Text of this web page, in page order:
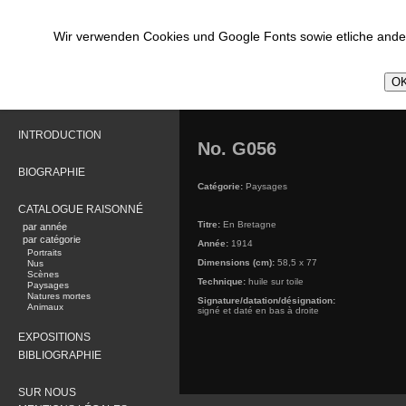
Wir verwenden Cookies und Google Fonts sowie etliche
INTRODUCTION
BIOGRAPHIE
CATALOGUE RAISONNÉ
par année
par catégorie
Portraits
Nus
Scènes
Paysages
Natures mortes
Animaux
EXPOSITIONS
BIBLIOGRAPHIE
SUR NOUS
No. G056
Catégorie: Paysages
Titre: En Bretagne
Année: 1914
Dimensions (cm): 58,5 x 77
Technique: huile sur toile
Signature/datation/désignation:
signé et daté en bas à droite